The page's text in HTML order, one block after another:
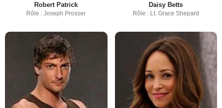
Robert Patrick
Rôle : Joseph Prosser
Daisy Betts
Rôle : Lt. Grace Shepard